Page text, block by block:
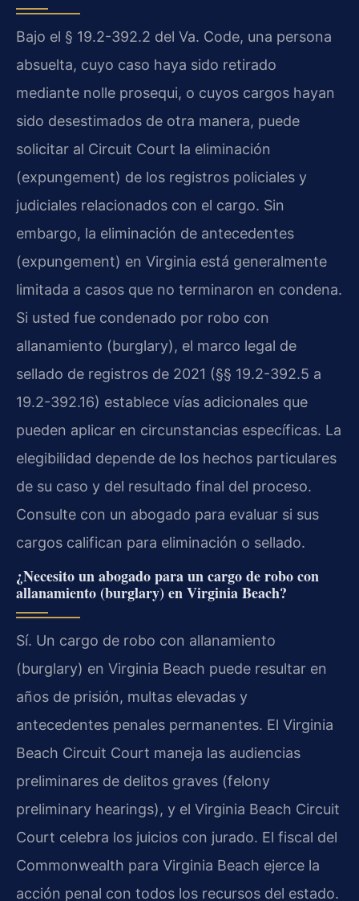
Bajo el § 19.2-392.2 del Va. Code, una persona
absuelta, cuyo caso haya sido retirado
mediante nolle prosequi, o cuyos cargos hayan
sido desestimados de otra manera, puede
solicitar al Circuit Court la eliminación
(expungement) de los registros policiales y
judiciales relacionados con el cargo. Sin
embargo, la eliminación de antecedentes
(expungement) en Virginia está generalmente
limitada a casos que no terminaron en condena.
Si usted fue condenado por robo con
allanamiento (burglary), el marco legal de
sellado de registros de 2021 (§§ 19.2-392.5 a
19.2-392.16) establece vías adicionales que
pueden aplicar en circunstancias específicas. La
elegibilidad depende de los hechos particulares
de su caso y del resultado final del proceso.
Consulte con un abogado para evaluar si sus
cargos califican para eliminación o sellado.
¿Necesito un abogado para un cargo de robo con
allanamiento (burglary) en Virginia Beach?
Sí. Un cargo de robo con allanamiento
(burglary) en Virginia Beach puede resultar en
años de prisión, multas elevadas y
antecedentes penales permanentes. El Virginia
Beach Circuit Court maneja las audiencias
preliminares de delitos graves (felony
preliminary hearings), y el Virginia Beach Circuit
Court celebra los juicios con jurado. El fiscal del
Commonwealth para Virginia Beach ejerce la
acción penal con todos los recursos del estado.